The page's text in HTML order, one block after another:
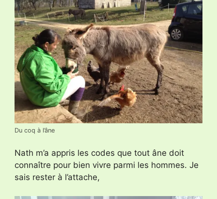
Du coq à l’âne
Nath m’a appris les codes que tout âne doit
connaître pour bien vivre parmi les hommes. Je
sais rester à l’attache,